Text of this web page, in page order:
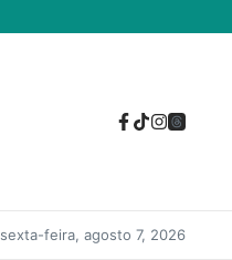
sexta-feira, agosto 7, 2026